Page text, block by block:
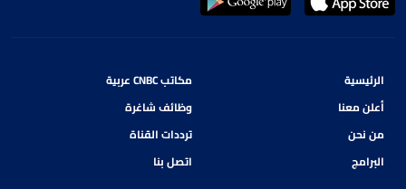
الرئيسية
أعلن معنا
من نحن
البرامج
مكاتب CNBC عربية
وظائف شاغرة
ترددات القناة
اتصل بنا